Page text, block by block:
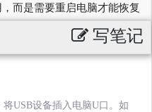
而是需要重启电脑才能恢复
写笔记
USB设备插入电脑U口。如